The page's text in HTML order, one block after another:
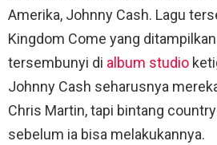
Amerika, Johnny Cash. Lagu
Kingdom Come yang
tersembunyi di album studio
Johnny Cash seharusnya
Chris Martin, tapi bintang
sebelum ia bisa melakukannya.